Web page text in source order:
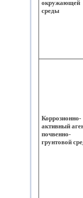
окружающей
среды
Коррозионно-
активный
почвенно-
грунтовой